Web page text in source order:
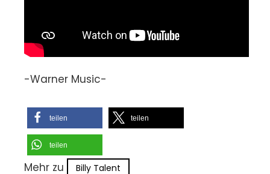
-Warner Music-
teilen teilen
teilen
Mehr zu Billy Talent